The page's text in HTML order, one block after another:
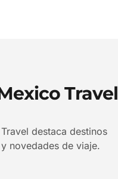
Travel
destaca destinos
novedades de viaje.